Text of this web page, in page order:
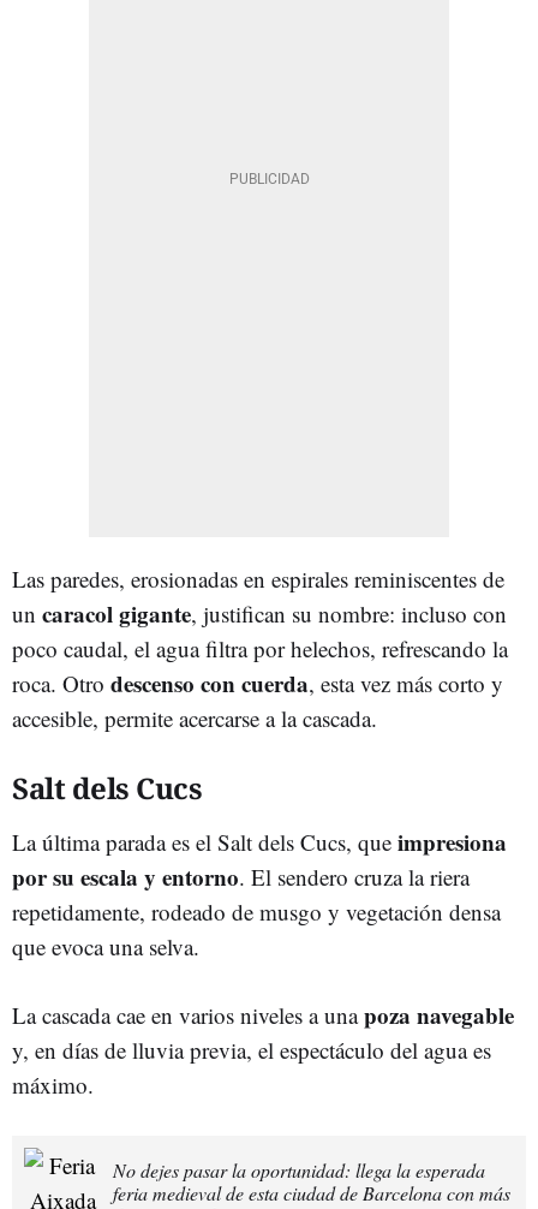
Las paredes, erosionadas en espirales reminiscentes de
un caracol gigante, justifican su nombre: incluso con
poco caudal, el agua filtra por helechos, refrescando la
roca. Otro descenso con cuerda, esta vez más corto y
accesible, permite acercarse a la cascada.
Salt dels Cucs
La última parada es el Salt dels Cucs, que impresiona
por su escala y entorno. El sendero cruza la riera
repetidamente, rodeado de musgo y vegetación densa
que evoca una selva.
La cascada cae en varios niveles a unapoza navegable
y, en días de lluvia previa, el espectáculo del agua es
máximo.
No dejes pasar la oportunidad: llega la esperada
feria medieval de esta ciudad de Barcelona con más